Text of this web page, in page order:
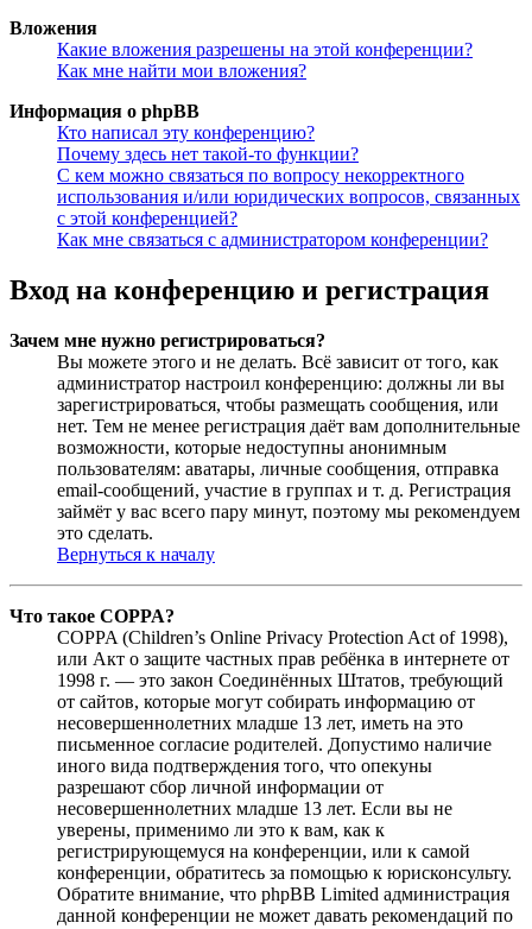
Вложения
Какие вложения разрешены на этой конференции?
Как мне найти мои вложения?
Информация о phpBB
Кто написал эту конференцию?
Почему здесь нет такой-то функции?
С кем можно связаться по вопросу некорректного
использования и/или юридических вопросов, связанных
с этой конференцией?
Как мне связаться с администратором конференции?
Вход на конференцию и регистрация
Зачем мне нужно регистрироваться?
Вы можете этого и не делать. Всё зависит от того, как
администратор настроил конференцию: должны ли вы
зарегистрироваться, чтобы размещать сообщения, или
нет. Тем не менее регистрация даёт вам дополнительные
возможности, которые недоступны анонимным
пользователям: аватары, личные сообщения, отправка
email-сообщений, участие в группах и т. д. Регистрация
займёт у вас всего пару минут, поэтому мы рекомендуем
это сделать.
Вернуться к началу
Что такое COPPA?
COPPA (Children’s Online Privacy Protection Act of 1998),
или Акт о защите частных прав ребёнка в интернете от
1998 г. — это закон Соединённых Штатов, требующий
от сайтов, которые могут собирать информацию от
несовершеннолетних младше 13 лет, иметь на это
письменное согласие родителей. Допустимо наличие
иного вида подтверждения того, что опекуны
разрешают сбор личной информации от
несовершеннолетних младше 13 лет. Если вы не
уверены, применимо ли это к вам, как к
регистрирующемуся на конференции, или к самой
конференции, обратитесь за помощью к юрисконсульту.
Обратите внимание, что phpBB Limited администрация
данной конференции не может давать рекомендаций по